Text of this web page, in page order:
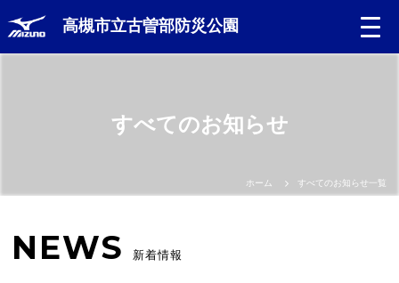
高槻市立古曽部防災公園
すべてのお知らせ
ホーム すべてのお知らせ一覧
NEWS 新着情報